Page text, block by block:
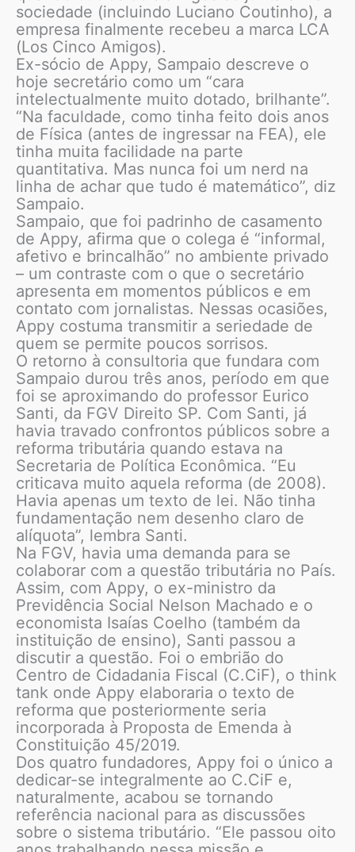
sociedade (incluindo Luciano Coutinho), a
empresa finalmente recebeu a marca LCA
(Los Cinco Amigos).
Ex-sócio de Appy, Sampaio descreve o
hoje secretário como um “cara
intelectualmente muito dotado, brilhante”.
“Na faculdade, como tinha feito dois anos
de Física (antes de ingressar na FEA), ele
tinha muita facilidade na parte
quantitativa. Mas nunca foi um nerd na
linha de achar que tudo é matemático”, diz
Sampaio.
Sampaio, que foi padrinho de casamento
de Appy, afirma que o colega é “informal,
afetivo e brincalhão” no ambiente privado
– um contraste com o que o secretário
apresenta em momentos públicos e em
contato com jornalistas. Nessas ocasiões,
Appy costuma transmitir a seriedade de
quem se permite poucos sorrisos.
O retorno à consultoria que fundara com
Sampaio durou três anos, período em que
foi se aproximando do professor Eurico
Santi, da FGV Direito SP. Com Santi, já
havia travado confrontos públicos sobre a
reforma tributária quando estava na
Secretaria de Política Econômica. “Eu
criticava muito aquela reforma (de 2008).
Havia apenas um texto de lei. Não tinha
fundamentação nem desenho claro de
alíquota”, lembra Santi.
Na FGV, havia uma demanda para se
colaborar com a questão tributária no País.
Assim, com Appy, o ex-ministro da
Previdência Social Nelson Machado e o
economista Isaías Coelho (também da
instituição de ensino), Santi passou a
discutir a questão. Foi o embrião do
Centro de Cidadania Fiscal (C.CiF), o think
tank onde Appy elaboraria o texto de
reforma que posteriormente seria
incorporada à Proposta de Emenda à
Constituição 45/2019.
Dos quatro fundadores, Appy foi o único a
dedicar-se integralmente ao C.CiF e,
naturalmente, acabou se tornando
referência nacional para as discussões
sobre o sistema tributário. “Ele passou oito